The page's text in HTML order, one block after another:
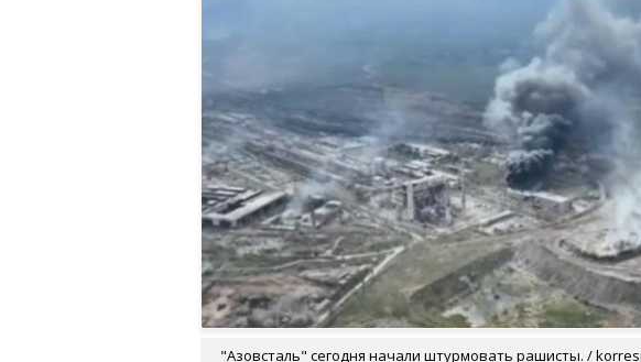
"Азовсталь" сегодня начали штурмовать рашисты. /